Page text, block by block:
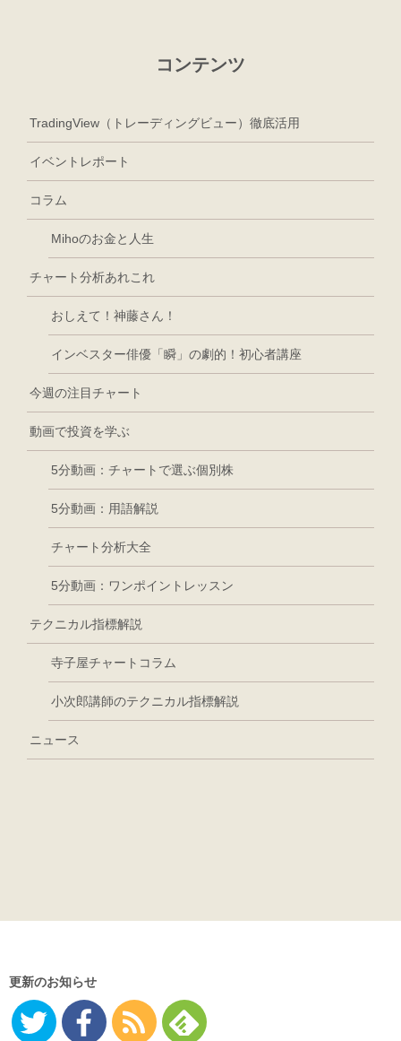
コンテンツ
TradingView（トレーディングビュー）徹底活用
イベントレポート
コラム
Mihoのお金と人生
チャート分析あれこれ
おしえて！神藤さん！
インベスター俳優「瞬」の劇的！初心者講座
今週の注目チャート
動画で投資を学ぶ
5分動画：チャートで選ぶ個別株
5分動画：用語解説
チャート分析大全
5分動画：ワンポイントレッスン
テクニカル指標解説
寺子屋チャートコラム
小次郎講師のテクニカル指標解説
ニュース
更新のお知らせ